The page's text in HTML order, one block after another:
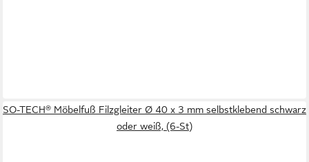
SO-TECH® Möbelfuß Filzgleiter Ø 40 x 3 mm selbstklebend schwarz
oder weiß, (6-St)